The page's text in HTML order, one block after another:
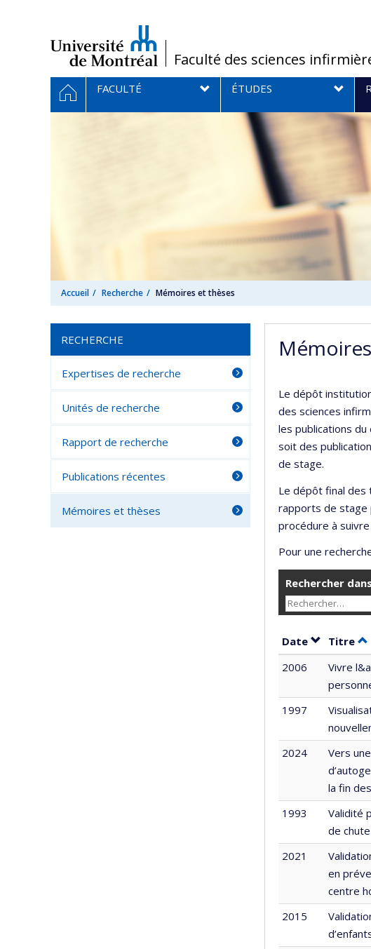
/Faculté des sciences
Navigation
principale
ACCUEIL
FACULTÉ ÉTUDES
Accueil Recherche Mémoires et thèses
Le dépôt
des sciences
les publications
soit des
de stage.
Le dépôt final des
rapports de stage
procédure à
Pour une
Rechercher
Date Trier par
Titre
2006
Vivre
1997
2024
Vers
la fin
1993
Validité
de
2021
en
centre
2015
RECHERCHE
Expertises de recherche
Unités de recherche
Rapport de recherche
Publications récentes
Mémoires et thèses